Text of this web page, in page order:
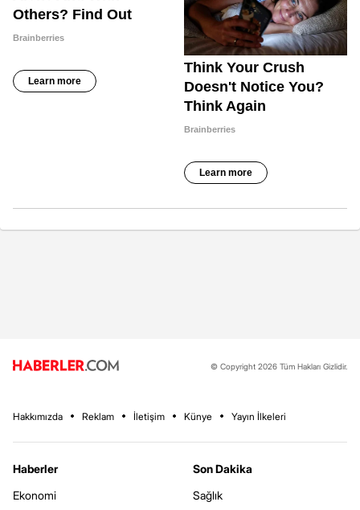
© Copyright 2026 Tüm Hakları Gizlidir.
Hakkımızda Reklam İletişim Künye Yayın İlkeleri
Haberler
Ekonomi
Son Dakika
Sağlık